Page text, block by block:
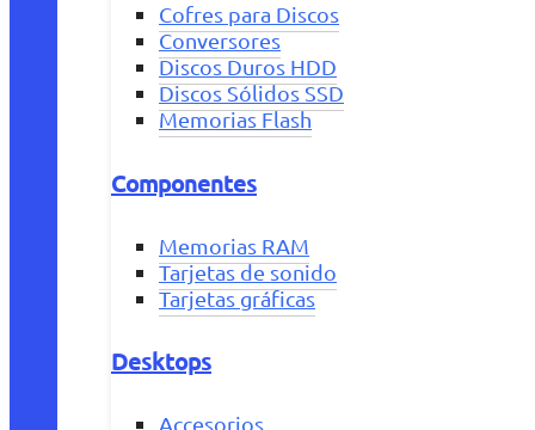
Cofres para Discos
Conversores
Discos Duros HDD
Discos Sólidos SSD
Memorias Flash
Componentes
Memorias RAM
Tarjetas de sonido
Tarjetas gráficas
Desktops
Accesorios